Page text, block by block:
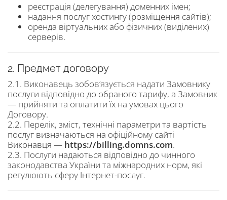
реєстрація (делегування) доменних імен;
надання послуг хостингу (розміщення сайтів);
оренда віртуальних або фізичних (виділених)
серверів.
2. Предмет договору
2.1. Виконавець зобов’язується надати Замовнику
послуги відповідно до обраного тарифу, а Замовник
— прийняти та оплатити їх на умовах цього
Договору.
2.2. Перелік, зміст, технічні параметри та вартість
послуг визначаються на офіційному сайті
Виконавця — https://billing.domns.com.
2.3. Послуги надаються відповідно до чинного
законодавства України та міжнародних норм, які
регулюють сферу Інтернет-послуг.